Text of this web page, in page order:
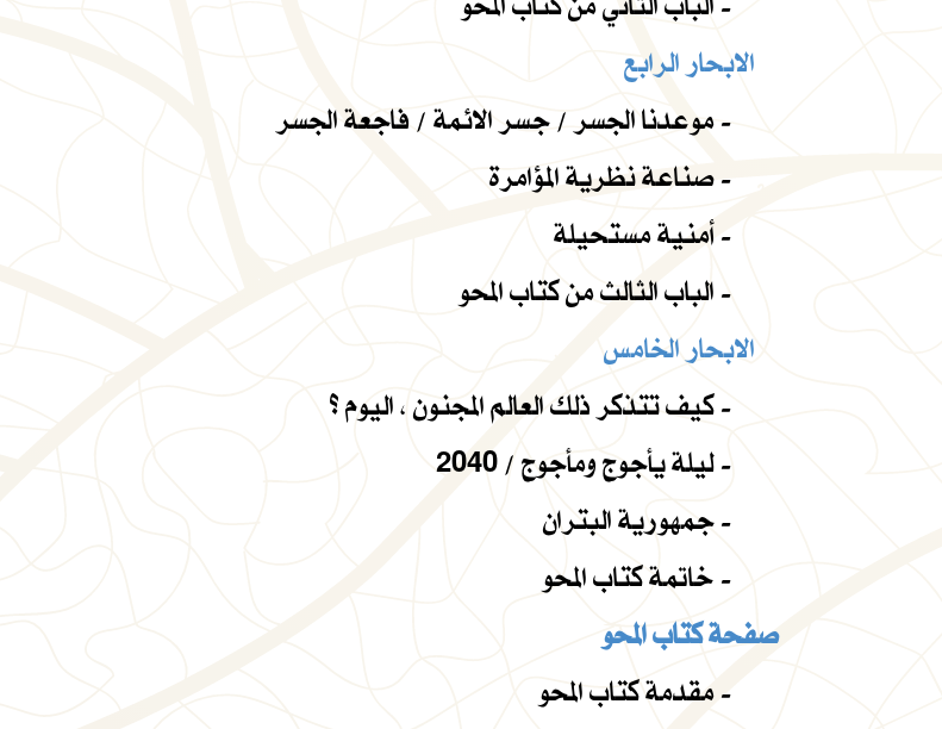
الابحار الرابع
موعدنا الجسر / جسر الائمة / فاجعة الجسر -
صناعة نظرية المؤامرة -
أمنية مستحيلة -
الباب الثالث من كتاب المحو -
الابحار الخامس
كيف تتذكر ذلك العالم المجنون ، اليوم ؟ -
ليلة يأجوج ومأجوج / 2040 -
جمهورية البتران -
خاتمة كتاب المحو -
صفحة كتاب المحو
مقدمة كتاب المحو -